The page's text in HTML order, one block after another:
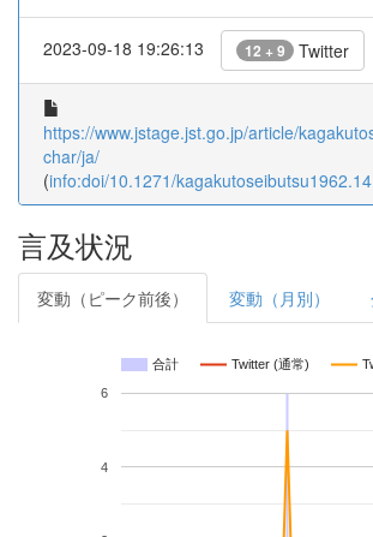
2023-09-18 19:26:13 12 + 9 Twitter
https://www.jstage.jst.go.jp/article/
char/ja/
(info:doi/10.1271/
言及状況
変動（ピーク前後） 変動（月別）
合計 Twitter (通常)
4
6